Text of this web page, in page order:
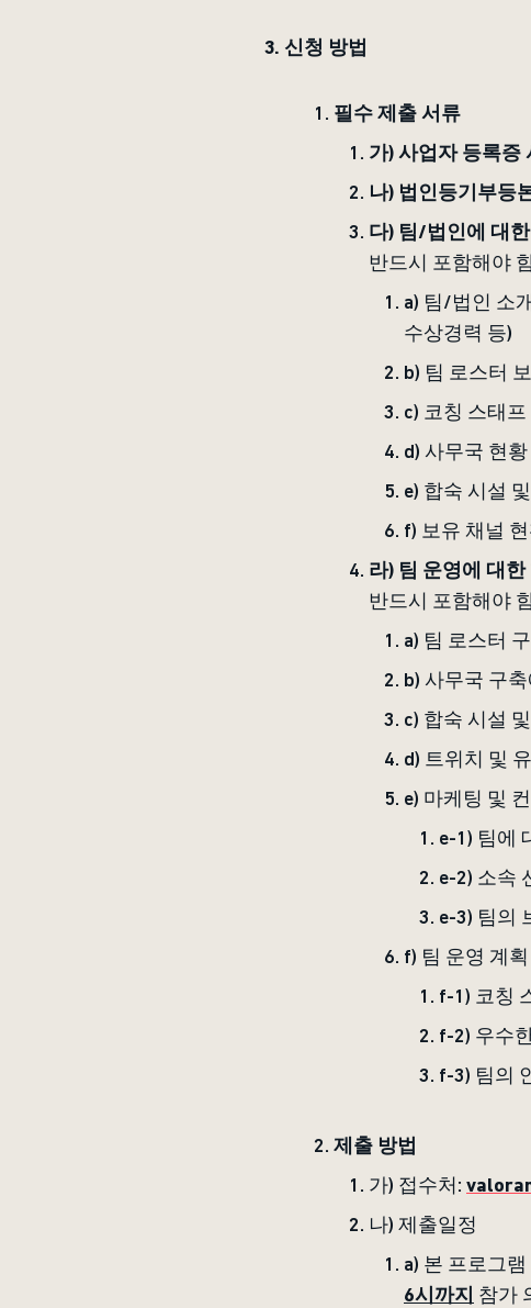
3. 신청 방법
필수 제출 서류
가)사업자 등록증
나) 법인등기부등
다) 팀/법인에 대
반드시 포함해야
a) 팀/법인 소
수상경력 등)
b) 팀 로스터
c) 코칭 스태
d) 사무국 현
e) 합숙 시설
f) 보유 채널
라) 팀 운영에 대한
반드시 포함해야
a) 팀 로스터
b) 사무국 구
c) 합숙 시설
d) 트위치 및
e) 마케팅 및
e-1) 팀에
e-2) 소속
e-3) 팀의
f) 팀 운영 계
f-1) 코칭
f-2) 우수
f-3) 팀의
제출 방법
가) 접수처:
나) 제출일정
a) 본 프로그
6시까지 참가